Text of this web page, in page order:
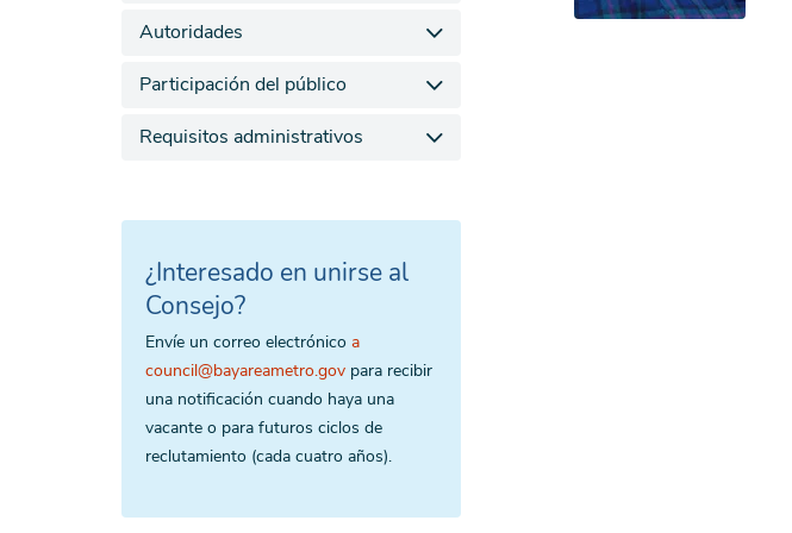
¿Interesado en unirse al
Consejo?
Envíe un correo electrónico a
council@bayareametro.gov para recibir
una notificación cuando haya una
vacante o para futuros ciclos de
reclutamiento (cada cuatro años).
Autoridades
Participación del público
Requisitos administrativos